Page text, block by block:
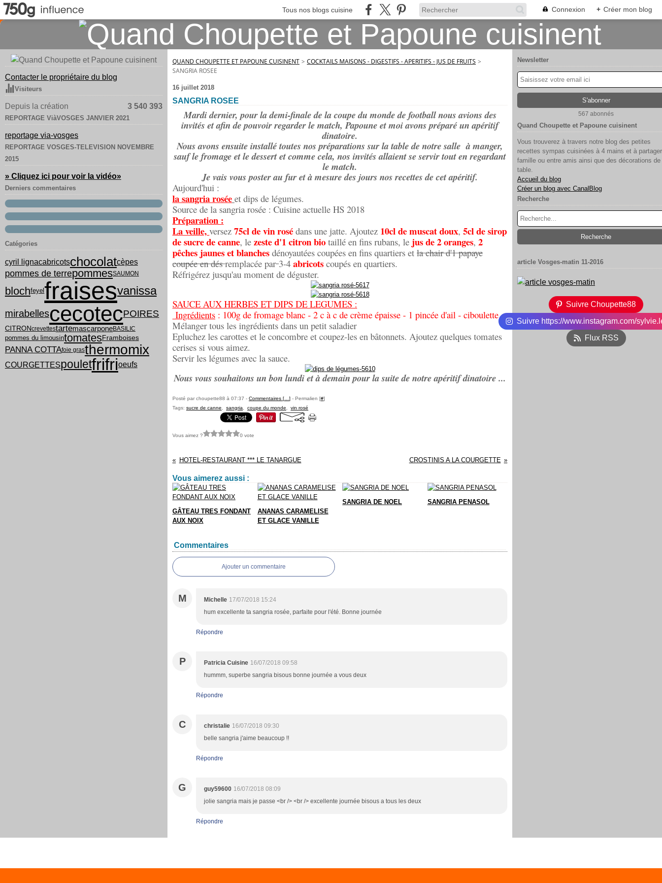
Tous nos blogs cuisine Connexion + Créer mon blog
Contacter le propriétaire du blog
Visiteurs
Depuis la création 3 540 393
REPORTAGE ViàVOSGES JANVIER 2021
reportage via-vosges
REPORTAGE VOSGES-TELEVISION NOVEMBRE
2015
» Cliquez ici pour voir la vidéo»
Derniers commentaires
Catégories
cyril lignacabricotschocolatcèpes
pommes de terrepommesSAUMON
blochfeyel fraisesvanissa
mirabellescecotecPOIRES
CITRONcrevettestartemascarponeBASILIC
pommes du limousintomatesFramboises
PANNA COTTAfoie grasthermomix
COURGETTESpouletfrifrioeufs
QUAND CHOUPETTE ET PAPOUNE CUISINENT > COCKTAILS MAISONS - DIGESTIFS - APERITIFS - JUS DE FRUITS >
SANGRIA ROSEE
16 juillet 2018
SANGRIA ROSEE
Mardi dernier, pour la demi-finale de la coupe du monde de football nous avions des
invités et afin de pouvoir regarder le match, Papoune et moi avons préparé un apéritif
dinatoire.
Nous avons ensuite installé toutes nos préparations sur la table de notre salle à manger,
sauf le fromage et le dessert et comme cela, nos invités allaient se servir tout en regardant
le match.
Je vais vous poster au fur et à mesure des jours nos recettes de cet apéritif.
Aujourd'hui :
la sangria rosée et dips de légumes.
Source de la sangria rosée : Cuisine actuelle HS 2018
Préparation :
La veille, versez 75cl de vin rosé dans une jatte. Ajoutez 10cl de muscat doux, 5cl de sirop
de sucre de canne, le zeste d'1 citron bio taillé en fins rubans, le jus de 2 oranges, 2
pêches jaunes et blanches dénoyautées coupées en fins quartiers et la chair d'1 papaye
coupée en désremplacée par 3-4 abricots coupés en quartiers.
Réfrigérez jusqu'au moment de déguster.
SAUCE AUX HERBES ET DIPS DE LEGUMES :
Ingrédients : 100g de fromage blanc - 2 c à c de crème épaisse - 1 pincée d'ail - ciboulette
Mélanger tous les ingrédients dans un petit saladier
Epluchez les carottes et le concombre et coupez-les en bâtonnets. Ajoutez quelques tomates
cerises si vous aimez.
Servir les légumes avec la sauce.
Nous vous souhaitons un bon lundi et à demain pour la suite de notre apéritif dinatoire ...
Posté par choupette88 à 07:37 - Commentaires [ ] - Permalien [#]
Tags: sucre de canne sangria coupe du monde vin rosé
Vous aimez ? 0 vote
HOTEL-RESTAURANT *** LE TANARGUE CROSTINIS A LA COURGETTE
Vous aimerez aussi :
GÂTEAU TRES FONDANT
AUX NOIX
ANANAS CARAMELISE
ET GLACE VANILLE
SANGRIA DE NOEL SANGRIA PENASOL
Commentaires
Ajouter un commentaire
M Michelle 17/07/2018 15:24
hum excellente ta sangria rosée, parfaite pour l'été. Bonne journée
Répondre
P Patricia Cuisine 16/07/2018 09:58
hummm, superbe sangria bisous bonne journée a vous deux
Répondre
C christalie 16/07/2018 09:30
belle sangria j'aime beaucoup !!
Répondre
G guy59600 16/07/2018 08:09
jolie sangria mais je passe <br /> <br /> excellente journée bisous a tous les deux
Répondre
Newsletter
567 abonnés
Quand Choupette et Papoune cuisinent
Vous trouverez à travers notre blog des petites
recettes sympas cuisinées à 4 mains et à
famille ou entre amis ainsi que des décorations de
table.
Accueil du blog
Créer un blog avec CanalBlog
Recherche
article Vosges-matin 11-2016
Suivre Choupette88
Suivre https://www.instagram.com/
Flux RSS